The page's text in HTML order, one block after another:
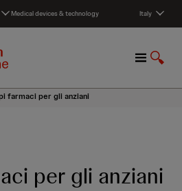
Medical devices & technology Italy
M
n
S
o
r
c
farmaci per gli anziani
per gli anziani